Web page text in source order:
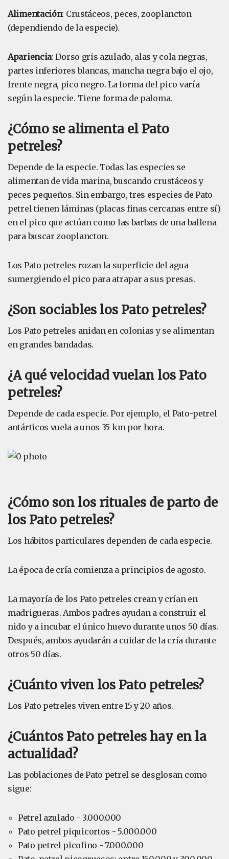
Alimentación: Crustáceos, peces, zooplancton
(dependiendo de la especie).
Apariencia: Dorso gris azulado, alas y cola negras,
partes inferiores blancas, mancha negra bajo el ojo,
frente negra, pico negro. La forma del pico varía
según la especie. Tiene forma de paloma.
¿Cómo se alimenta el Pato
petreles?
Depende de la especie. Todas las especies se
alimentan de vida marina, buscando crustáceos y
peces pequeños. Sin embargo, tres especies de Pato
petrel tienen láminas (placas finas cercanas entre sí)
en el pico que actúan como las barbas de una ballena
para buscar zooplancton.
Los Pato petreles rozan la superficie del agua
sumergiendo el pico para atrapar a sus presas.
¿Son sociables los Pato petreles?
Los Pato petreles anidan en colonias y se alimentan
en grandes bandadas.
¿A qué velocidad vuelan los Pato
petreles?
Depende de cada especie. Por ejemplo, el Pato-petrel
antárticos vuela a unos 35 km por hora.
¿Cómo son los rituales de parto de
los Pato petreles?
Los hábitos particulares dependen de cada especie.
La época de cría comienza a principios de agosto.
La mayoría de los Pato petreles crean y crían en
madrigueras. Ambos padres ayudan a construir el
nido y a incubar el único huevo durante unos 50 días.
Después, ambos ayudarán a cuidar de la cría durante
otros 50 días.
¿Cuánto viven los Pato petreles?
Los Pato petreles viven entre 15 y 20 años.
¿Cuántos Pato petreles hay en la
actualidad?
Las poblaciones de Pato petrel se desglosan como
sigue:
Petrel azulado - 3.000.000
Pato petrel piquicortos - 5.000.000
Pato petrel picofino - 7.000.000